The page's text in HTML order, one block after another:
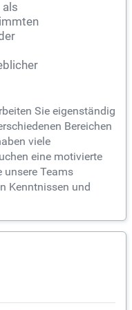
als
Sie eigenständig
Bereichen
viele
eine motivierte
unsere Teams
Kenntnissen und